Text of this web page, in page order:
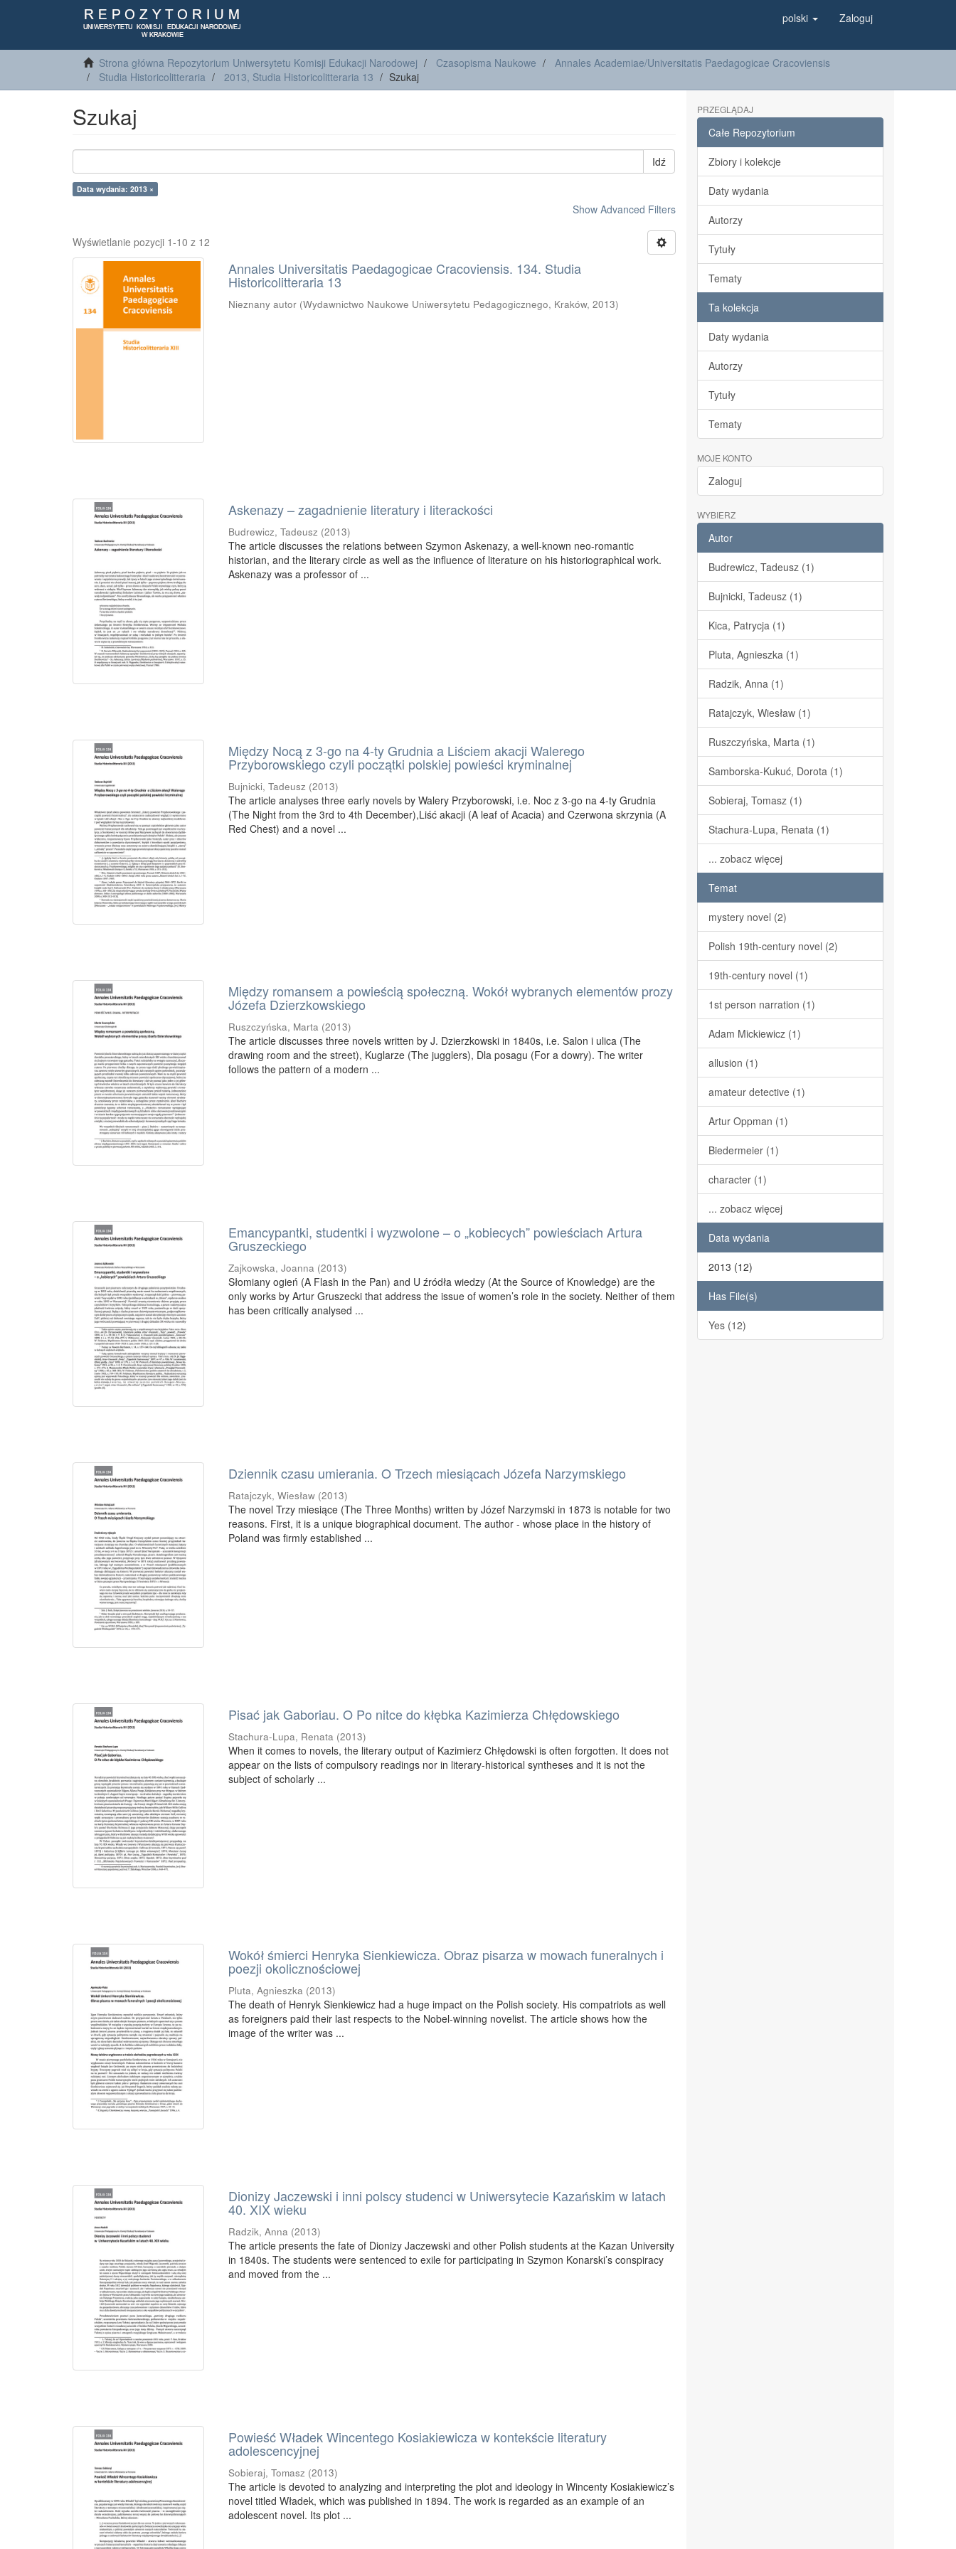
polski Zaloguj
Strona główna Repozytorium Uniwersytetu Komisji Edukacji Narodowej Czasopisma Naukowe
Annales Academiae/Universitatis Paedagogicae Cracoviensis
Studia Historicolitteraria
2013, Studia Historicolitteraria 13 Szukaj
Szukaj
Idź
Data wydania: 2013 ×
Show Advanced Filters
Wyświetlanie pozycji 1-10 z 12
Annales Universitatis Paedagogicae Cracoviensis. 134. Studia
Historicolitteraria 13
Nieznany autor (Wydawnictwo Naukowe Uniwersytetu Pedagogicznego, Kraków,2013)
Askenazy – zagadnienie literatury i literackości
Budrewicz, Tadeusz (2013)
The article discusses the relations between Szymon Askenazy, a well-known neo-romantic
historian, and the literary circle as well as the influence of literature on his historiographical work.
Askenazy was a professor of ...
Między Nocą z 3-go na 4-ty Grudnia a Liściem akacji Walerego
Przyborowskiego czyli początki polskiej powieści kryminalnej
Bujnicki, Tadeusz (2013)
The article analyses three early novels by Walery Przyborowski, i.e. Noc z 3-go na 4-ty Grudnia
(The Night from the 3rd to 4th December),Liść akacji (A leaf of Acacia) and Czerwona skrzynia (A
Red Chest) and a novel ...
Między romansem a powieścią społeczną. Wokół wybranych elementów prozy
Józefa Dzierzkowskiego
Ruszczyńska, Marta (2013)
The article discusses three novels written by J. Dzierzkowski in 1840s, i.e. Salon i ulica (The
drawing room and the street), Kuglarze (The jugglers), Dla posagu (For a dowry). The writer
follows the pattern of a modern ...
Emancypantki, studentki i wyzwolone – o „kobiecych” powieściach Artura
Gruszeckiego
Zajkowska, Joanna (2013)
Słomiany ogień (A Flash in the Pan) and U źródła wiedzy (At the Source of Knowledge) are the
only works by Artur Gruszecki that address the issue of women’s role in the society. Neither of them
has been critically analysed ...
Dziennik czasu umierania. O Trzech miesiącach Józefa Narzymskiego
Ratajczyk, Wiesław (2013)
The novel Trzy miesiące (The Three Months) written by Józef Narzymski in 1873 is notable for two
reasons. First, it is a unique biographical document. The author - whose place in the history of
Poland was firmly established ...
Pisać jak Gaboriau. O Po nitce do kłębka Kazimierza Chłędowskiego
Stachura-Lupa, Renata (2013)
When it comes to novels, the literary output of Kazimierz Chłędowski is often forgotten. It does not
appear on the lists of compulsory readings nor in literary-historical syntheses and it is not the
subject of scholarly ...
Wokół śmierci Henryka Sienkiewicza. Obraz pisarza w mowach funeralnych i
poezji okolicznościowej
Pluta, Agnieszka (2013)
The death of Henryk Sienkiewicz had a huge impact on the Polish society. His compatriots as well
as foreigners paid their last respects to the Nobel-winning novelist. The article shows how the
image of the writer was ...
Dionizy Jaczewski i inni polscy studenci w Uniwersytecie Kazańskim w latach
40. XIX wieku
Radzik, Anna (2013)
The article presents the fate of Dionizy Jaczewski and other Polish students at the Kazan University
in 1840s. The students were sentenced to exile for participating in Szymon Konarski’s conspiracy
and moved from the ...
Powieść Władek Wincentego Kosiakiewicza w kontekście literatury
adolescencyjnej
Sobieraj, Tomasz (2013)
The article is devoted to analyzing and interpreting the plot and ideology in Wincenty Kosiakiewicz’s
novel titled Władek, which was published in 1894. The work is regarded as an example of an
adolescent novel. Its plot ...
PRZEGLĄDAJ
Całe Repozytorium
Zbiory i kolekcje
Daty wydania
Autorzy
Tytuły
Tematy
Ta kolekcja
Daty wydania
Autorzy
Tytuły
Tematy
MOJE KONTO
Zaloguj
WYBIERZ
Autor
Budrewicz, Tadeusz (1)
Bujnicki, Tadeusz (1)
Kica, Patrycja (1)
Pluta, Agnieszka (1)
Radzik, Anna (1)
Ratajczyk, Wiesław (1)
Ruszczyńska, Marta (1)
Samborska-Kukuć, Dorota (1)
Sobieraj, Tomasz (1)
Stachura-Lupa, Renata (1)
... zobacz więcej
Temat
mystery novel (2)
Polish 19th-century novel (2)
19th-century novel (1)
1st person narration (1)
Adam Mickiewicz (1)
allusion (1)
amateur detective (1)
Artur Oppman (1)
Biedermeier (1)
character (1)
... zobacz więcej
Data wydania
2013 (12)
Has File(s)
Yes (12)